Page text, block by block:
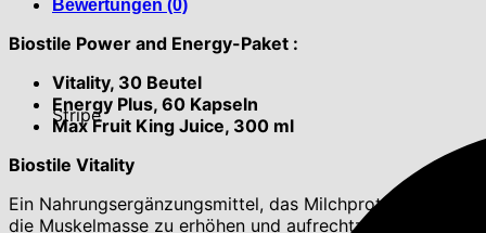
Stripe
Bewertungen (0)
Biostile Power and Energy-Paket :
Vitality, 30 Beutel
Energy Plus, 60 Kapseln
Max Fruit King Juice, 300 ml
Biostile Vitality
Ein Nahrungsergänzungsmittel, das Milchproteine,
die Muskelmasse zu erhöhen und aufrechtzuerhalten und